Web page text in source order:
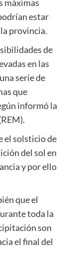
máximas
estar
provincia.
de
en las
serie de
que
informó la
el solsticio de
del sol en
y por ello
que el
toda la
son
el final del